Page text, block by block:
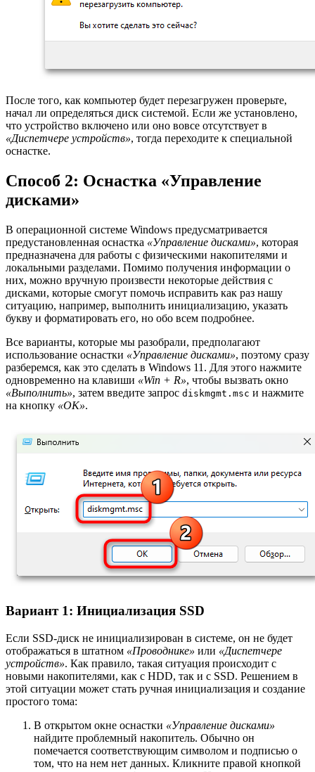
После того, как компьютер будет перезагружен проверьте,
начал ли определяться диск системой. Если же установлено,
что устройство включено или оно вовсе отсутствует в
«Диспетчере устройств», тогда переходите к специальной
оснастке.
Способ 2: Оснастка «Управление
дисками»
В операционной системе Windows предусматривается
предустановленная оснастка «Управление дисками», которая
предназначена для работы с физическими накопителями и
локальными разделами. Помимо получения информации о
них, можно вручную произвести некоторые действия с
дисками, которые смогут помочь исправить как раз нашу
ситуацию, например, выполнить инициализацию, указать
букву и форматировать его, но обо всем подробнее.
Все варианты, которые мы разобрали, предполагают
использование оснастки «Управление дисками», поэтому сразу
разберемся, как это сделать в Windows 11. Для этого нажмите
одновременно на клавиши «Win + R», чтобы вызвать окно
«Выполнить», затем введите запрос diskmgmt.msc и нажмите
на кнопку «ОК».
Вариант 1: Инициализация SSD
Если SSD-диск не инициализирован в системе, он не будет
отображаться в штатном «Проводнике» или «Диспетчере
устройств». Как правило, такая ситуация происходит с
новыми накопителями, как с HDD, так и с SSD. Решением в
этой ситуации может стать ручная инициализация и создание
простого тома:
В открытом окне оснастки «Управление дисками»
найдите проблемный накопитель. Обычно он
помечается соответствующим символом и подписью о
том, что на нем нет данных. Кликните правой кнопкой